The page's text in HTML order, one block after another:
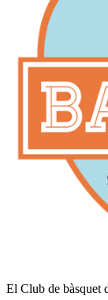
El Club de bàsquet